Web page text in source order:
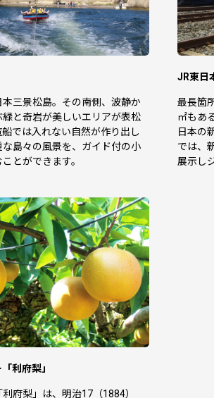
す。
だいた方
て、オンラインワンストップ申請をされた
りいただけますようお願いいたします。
いただけますようお願いいたします。
ルドリブン）
三景松島。その南側、波静か
と奇岩が美しいエリアが表松
では入れない自然が作り出し
島々の風景を、ガイド付の小
とができます。
JR東日
最長箇
㎡もあ
日本の
では、
展示し
利府梨」
府梨」は、明治17（1884）